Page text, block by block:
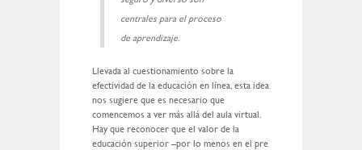
centrales para el proceso
de aprendizaje.
Llevada al cuestionamiento sobre la
efectividad de la educación en línea, esta idea
nos sugiere que es necesario que
comencemos a ver más allá del aula virtual.
Hay que reconocer que el valor de la
educación superior –por lo menos en el pre